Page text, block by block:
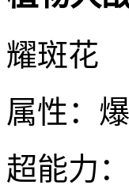
耀斑花
属性：
超能力